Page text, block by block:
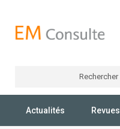
Rechercher
Actualités Revues